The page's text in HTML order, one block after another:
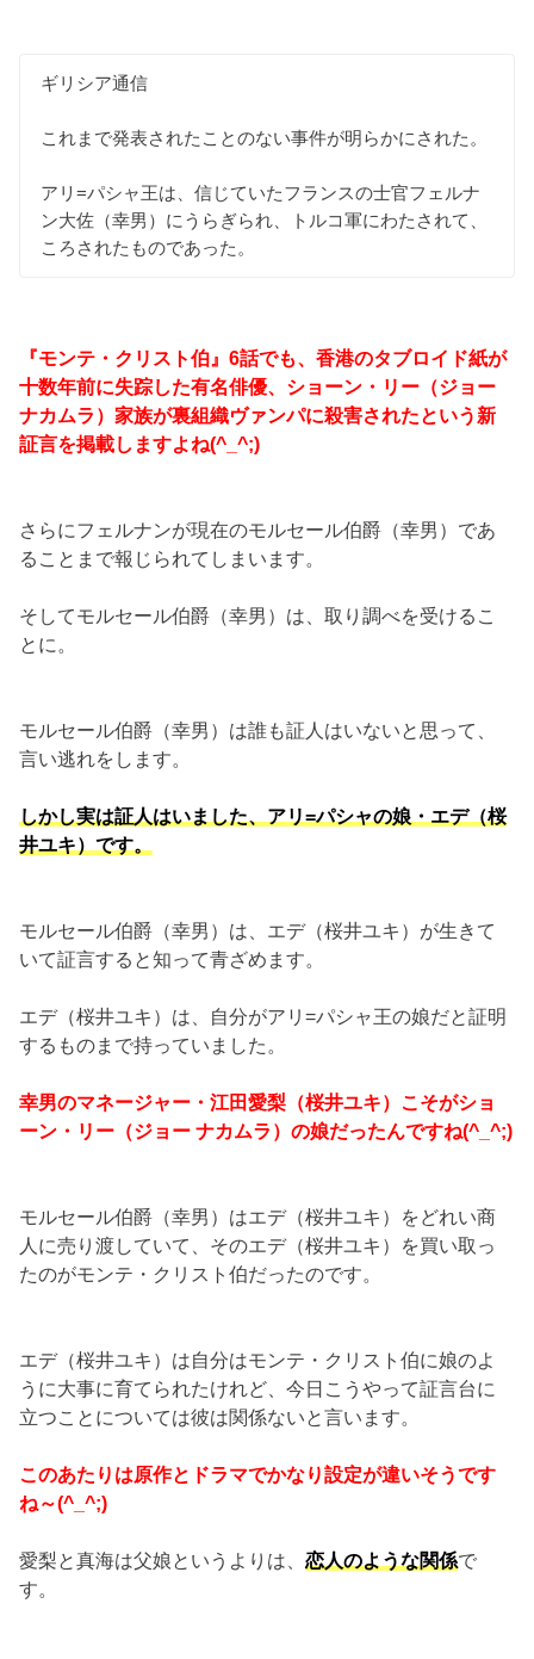
ギリシア通信
これまで発表されたことのない事件が明らかにされた。
アリ=パシャ王は、信じていたフランスの士官フェルナ
ン大佐（幸男）にうらぎられ、トルコ軍にわたされて、
ころされたものであった。
『モンテ・クリスト伯』6話でも、香港のタブロイド紙が
十数年前に失踪した有名俳優、ショーン・リー（ジョー
ナカムラ）家族が裏組織ヴァンパに殺害されたという新
証言を掲載しますよね(^_^;)
さらにフェルナンが現在のモルセール伯爵（幸男）であ
ることまで報じられてしまいます。
そしてモルセール伯爵（幸男）は、取り調べを受けるこ
とに。
モルセール伯爵（幸男）は誰も証人はいないと思って、
言い逃れをします。
しかし実は証人はいました、アリ=パシャの娘・エデ（桜
井ユキ）です。
モルセール伯爵（幸男）は、エデ（桜井ユキ）が生きて
いて証言すると知って青ざめます。
エデ（桜井ユキ）は、自分がアリ=パシャ王の娘だと証明
するものまで持っていました。
幸男のマネージャー・江田愛梨（桜井ユキ）こそがショ
ーン・リー（ジョー ナカムラ）の娘だったんですね(^_^;)
モルセール伯爵（幸男）はエデ（桜井ユキ）をどれい商
人に売り渡していて、そのエデ（桜井ユキ）を買い取っ
たのがモンテ・クリスト伯だったのです。
エデ（桜井ユキ）は自分はモンテ・クリスト伯に娘のよ
うに大事に育てられたけれど、今日こうやって証言台に
立つことについては彼は関係ないと言います。
このあたりは原作とドラマでかなり設定が違いそうです
ね～(^_^;)
愛梨と真海は父娘というよりは、恋人のような関係で
す。